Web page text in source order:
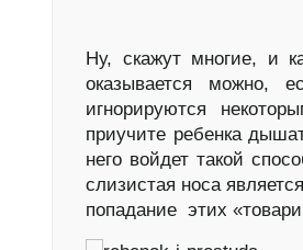
Ну, скажут многие, и
оказывается можно,
игнорируются
приучите ребенка
него войдет такой
слизистая носа
попадание этих